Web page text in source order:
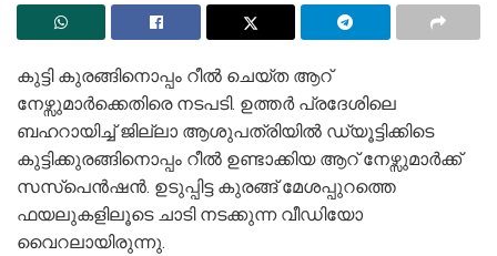
കുട്ടി കുരങ്ങിനൊപ്പം റീൽ ചെയ്ത ആറ്
നേഴ്സുമാർക്കെതിരെ നടപടി. ഉത്തർ പ്രദേശിലെ
ബഹറായിച്ച് ജില്ലാ ആശുപത്രിയിൽ ഡ്യൂട്ടിക്കിടെ
കുട്ടിക്കുരങ്ങിനൊപ്പം റീൽ ഉണ്ടാക്കിയ ആറ് നേഴ്സുമാർക്ക്
സസ്പെൻഷൻ. ഉടുപ്പിട്ട കുരങ്ങ് മേശപ്പുറത്തെ
ഫയലുകളിലൂടെ ചാടി നടക്കുന്ന വീഡിയോ
വൈറലായിരുന്നു.